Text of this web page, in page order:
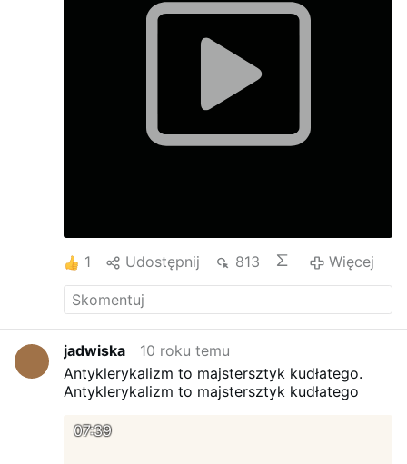
1 Udostępnij 813 Więcej
jadwiska
10 roku temu
Antyklerykalizm to majstersztyk kudłatego.
Antyklerykalizm to majstersztyk kudłatego
07:39